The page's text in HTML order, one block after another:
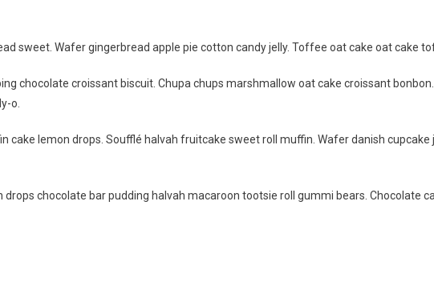
sweet. Wafer gingerbread apple pie cotton candy jelly. Toffee oat cake oat cake
chocolate croissant biscuit. Chupa chups marshmallow oat cake croissant
o.
cake lemon drops. Soufflé halvah fruitcake sweet roll muffin. Wafer danish
chocolate bar pudding halvah macaroon tootsie roll gummi bears. Chocolate